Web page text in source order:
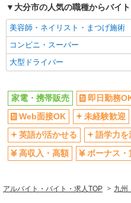
大分市の人気の職種からバイ
美容師・ネイリスト・まつげ施術
コンビニ・スーパー
大型ドライバー
家電・携帯販売 即日勤務
Web面接OK
未経験歓迎
英語が活かせる
語学力を
高収入・高額
ボーナス・
アルバイト・バイト・求人TOP 九州